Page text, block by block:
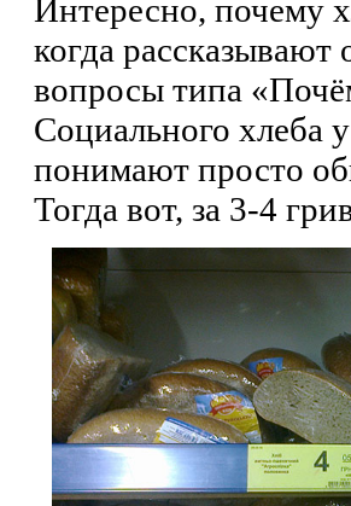
Интересно, почему
когда
вопросы типа
Социального хлеба
понимают просто
Тогда вот, за 3-4